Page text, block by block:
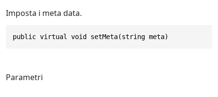
Imposta i meta data.
public virtual void setMeta(string meta)
Parametri